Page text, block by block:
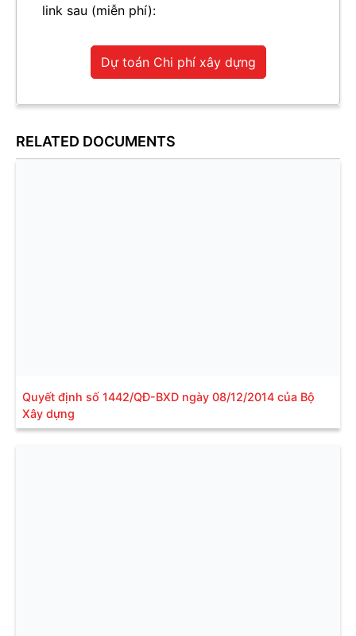
link sau (miễn phí):
Dự toán Chi phí xây dựng
RELATED DOCUMENTS
Quyết định số 1442/QĐ-BXD ngày 08/12/2014 của Bộ
Xây dựng